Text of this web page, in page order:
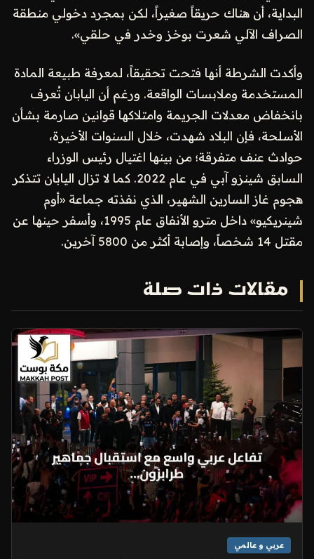
البداية، أن هناك حريقاً صغيراً، لكن بمجرد دخولي منطقة
الصراف الآلي شعرت بوخز وخدر في حلقي».
وأكدت الشرطة أنها فتحت تحقيقاً، لمعرفة طبيعة المادة
المستخدمة وملابسات الواقعة. ورغم أن اليابان تُعرف
بانخفاض معدلات الجريمة وامتلاكها قوانين صارمة بشأن
الأسلحة، فإن البلاد شهدت، خلال السنوات الأخيرة،
حوادث عنف متفرقة؛ من بينها اغتيال رئيس الوزراء
السابق شينزو آبي في عام 2022. كما لا تزال اليابان تتذكر
هجوم غاز السارين الشهير، الذي نفذته جماعة «أوم
شينريكيو» داخل مترو الأنفاق عام 1995، وأسفر حينها عن
مقتل 14 شخصاً، وإصابة أكثر من 5800 آخرين.
مقالات ذات صلة
عربي و عالمي